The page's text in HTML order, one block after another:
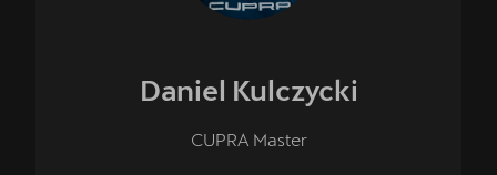
Daniel Kulczycki
CUPRA Master